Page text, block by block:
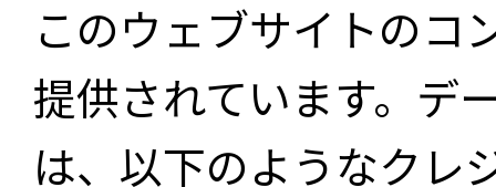
このウェブサイトのコ
提供されています。デ
は、以下のようなクレ